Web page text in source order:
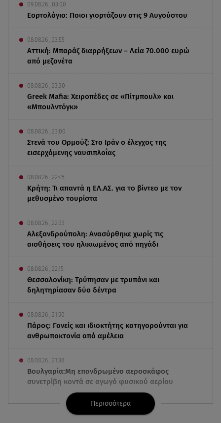
09.08.26 , 03:00
Εορτολόγιο: Ποιοι γιορτάζουν στις 9 Αυγούστου
08.08.26 , 23:55
Αττική: Μπαράζ διαρρήξεων – Λεία 70.000 ευρώ
από μεζονέτα
08.08.26 , 23:30
Greek Mafia: Χειροπέδες σε «Πίτμπουλ» και
«Μπουλντόγκ»
08.08.26 , 23:00
Στενά του Ορμούζ: Στο Ιράν ο έλεγχος της
εισερχόμενης ναυσιπλοΐας
08.08.26 , 22:45
Κρήτη: Τι απαντά η ΕΛ.ΑΣ. για το βίντεο με τον
μεθυσμένο τουρίστα
08.08.26 , 22:33
Αλεξανδρούπολη: Ανασύρθηκε χωρίς τις
αισθήσεις του ηλικιωμένος από πηγάδι
08.08.26 , 22:15
Θεσσαλονίκη: Τρύπησαν με τρυπάνι και
δηλητηρίασαν δύο δέντρα
08.08.26 , 21:50
Πάρος: Γονείς και ιδιοκτήτης κατηγορούνται για
ανθρωποκτονία από αμέλεια
08.08.26 , 21:38
Βουλγαρία:Μη επανδρωμένο αεροσκάφος
συνετρίβη κοντά σε αγωγό φυσικού αερίου
08.08.26 , 21:32
Φωτιά στην Αττικοβοιωτία: Ενέργεια ίση με έξι
Περισσότερα